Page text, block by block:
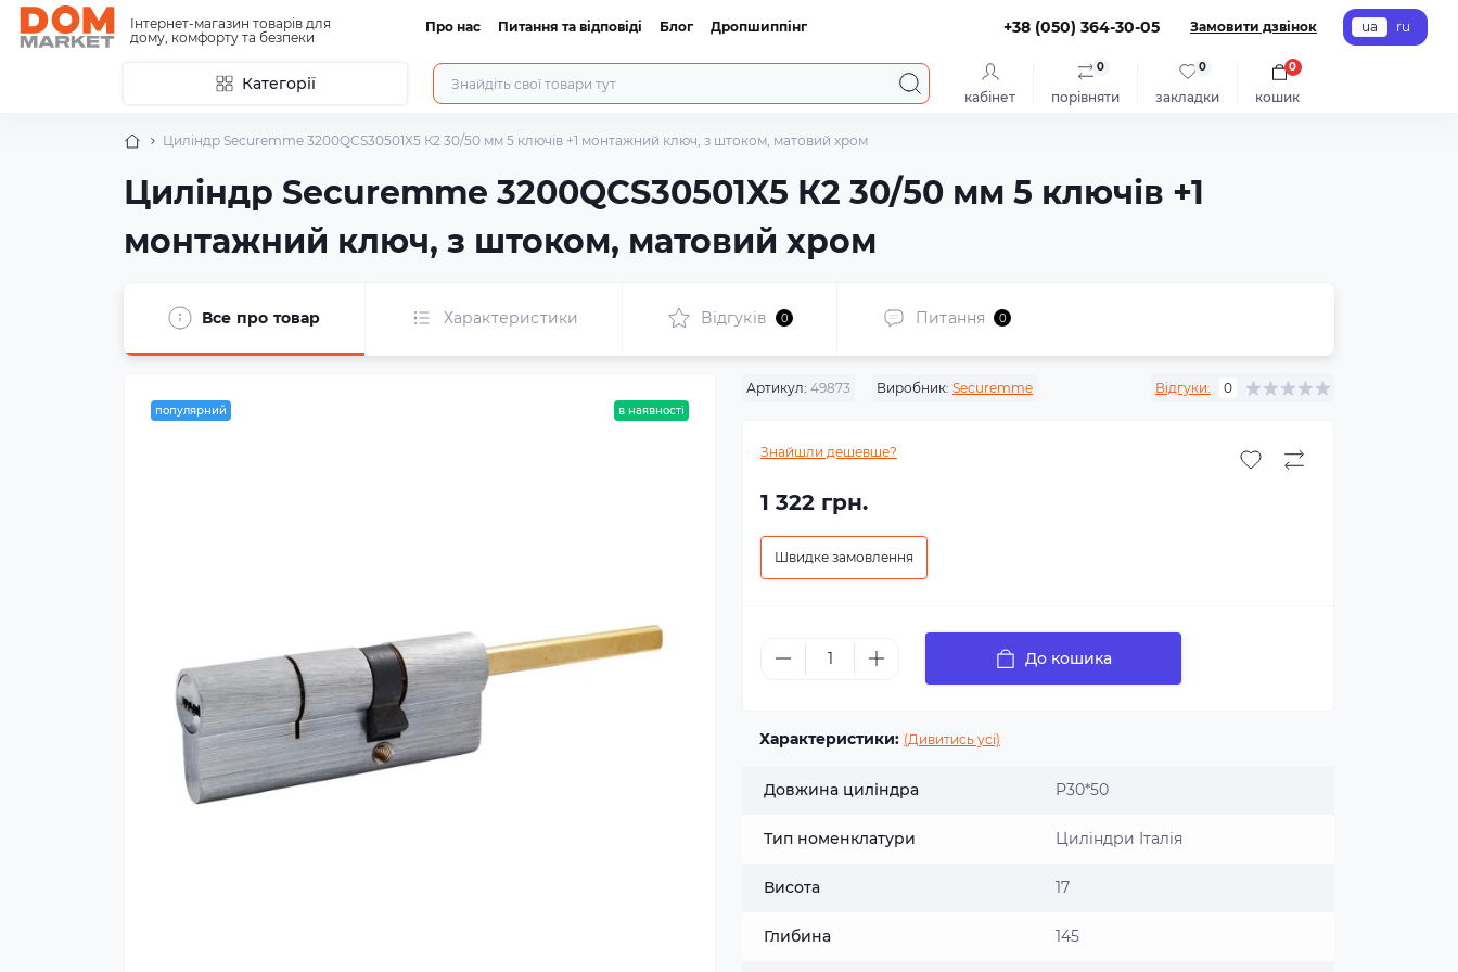
Інтернет-магазин товарів для
дому, комфорту та безпеки
Про нас Питання та відповіді Блог Дропшиппінг +38 (050) 364-30-05 Замовити дзвінок ua ru
Категорії
кабінет порівняти
0
закладки
0
кошик
0
Циліндр Securemme 3200QCS30501X5 К2 30/50 мм 5 ключів +1 монтажний ключ, з штоком, матовий хром
Циліндр Securemme 3200QCS30501X5 К2 30/50 мм 5 ключів +1
монтажний ключ, з штоком, матовий хром
Все про товар Характеристики Відгуків 0 Питання 0
популярний в наявності
Артикул: 49873 Виробник: Securemme Відгуки: 0
Знайшли дешевше?
1 322 грн.
Швидке замовлення
До кошика
Характеристики: (Дивитись усі)
Довжина циліндра P30*50
Тип номенклатури Циліндри Італія
Висота 17
Глибина 145